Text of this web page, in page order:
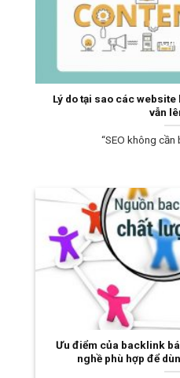
Chủ
Lý do tại sao các
vẫn
“SEO không cần
Ưu điểm của backlink
nghề phù hợp để